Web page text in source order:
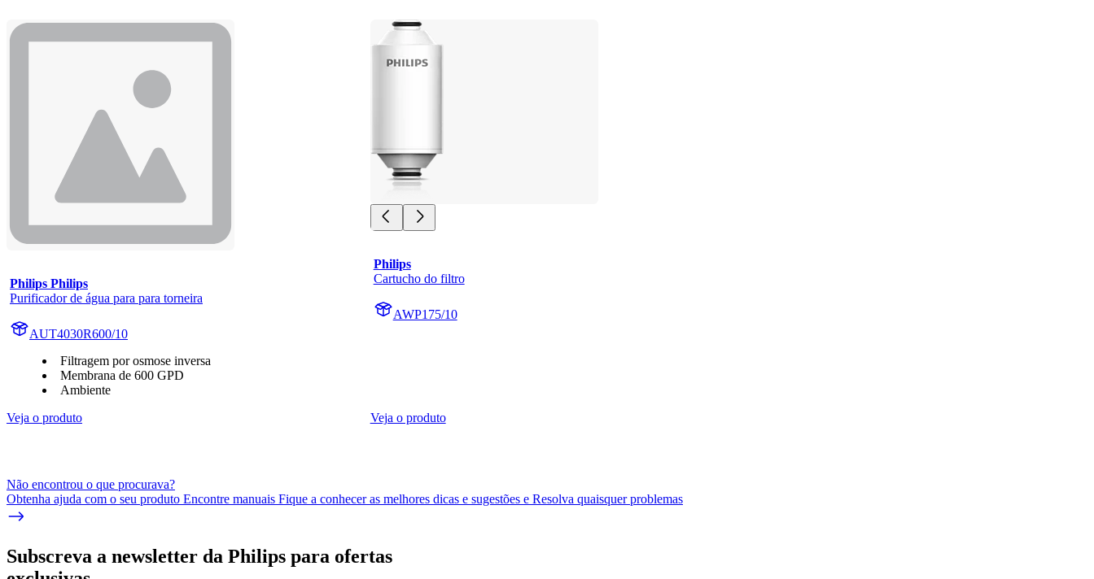
Philips Philips
Purificador de água para para torneira
AUT4030R600/10
Filtragem por osmose inversa
Membrana de 600 GPD
Ambiente
Veja o produto
Philips
Cartucho do filtro
AWP175/10
Veja o produto
Não encontrou o que procurava?
Obtenha ajuda com o seu produto Encontre manuais Fique a conhecer as melhores dicas e sugestões e Resolva quaisquer problemas
Subscreva a newsletter da Philips para ofertas